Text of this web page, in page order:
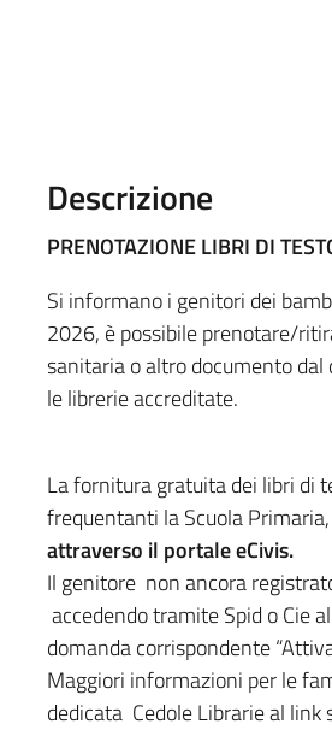
Descrizione
PRENOTAZIONE LIBRI DI
Si informano i genitori dei
2026, è possibile prenotare/
sanitaria o altro documento dal
le librerie accreditate.
La fornitura gratuita dei libri di
frequentanti la Scuola Primaria,
attraverso il portale eCivis.
Il genitore non ancora
accedendo tramite Spid o Cie
domanda corrispondente
Maggiori informazioni per le
dedicata Cedole Librarie al